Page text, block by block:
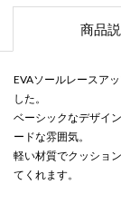
商品
EVAソールレースア
した。
ベーシックなデザイ
ードな雰囲気。
軽い材質でクッショ
てくれます。